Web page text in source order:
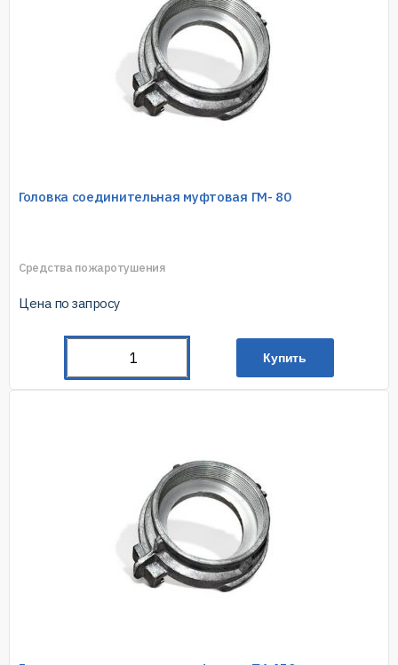
Головка соединительная муфтовая ГМ- 80
Средства пожаротушения
Цена по запросу
Купить